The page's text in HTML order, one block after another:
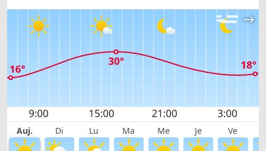
Auj. Di Lu Ma Me Je Ve